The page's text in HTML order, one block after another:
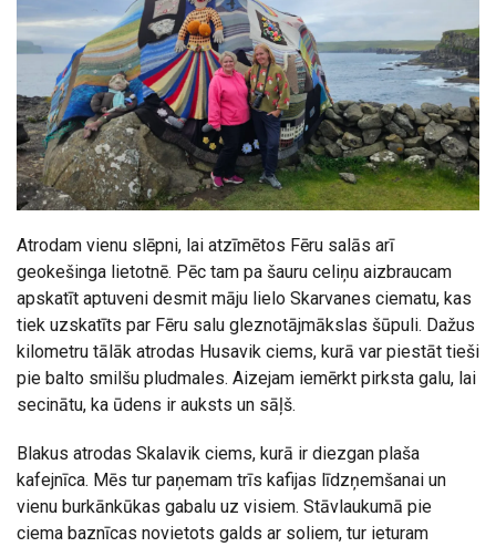
Atrodam vienu slēpni, lai atzīmētos Fēru salās arī
geokešinga lietotnē. Pēc tam pa šauru celiņu aizbraucam
apskatīt aptuveni desmit māju lielo Skarvanes ciematu, kas
tiek uzskatīts par Fēru salu gleznotājmākslas šūpuli. Dažus
kilometru tālāk atrodas Husavik ciems, kurā var piestāt tieši
pie balto smilšu pludmales. Aizejam iemērkt pirksta galu, lai
secinātu, ka ūdens ir auksts un sāļš.
Blakus atrodas Skalavik ciems, kurā ir diezgan plaša
kafejnīca. Mēs tur paņemam trīs kafijas līdzņemšanai un
vienu burkānkūkas gabalu uz visiem. Stāvlaukumā pie
ciema baznīcas novietots galds ar soliem, tur ieturam